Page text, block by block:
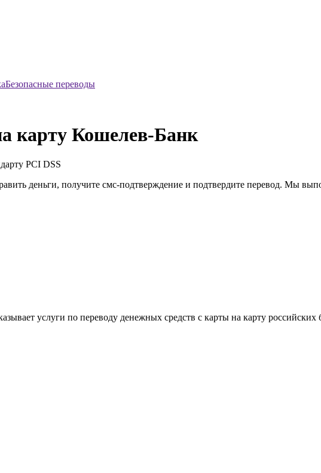
Безопасные переводы
карту Кошелев-Банк
PCI DSS
деньги, получите смс-подтверждение и подтвердите перевод. Мы
услуги по переводу денежных средств с карты на карту